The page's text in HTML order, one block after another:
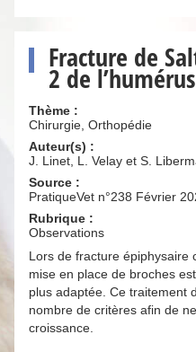
Fracture de
2 de
Thème :
Chirurgie, Orthopédie
Auteur(s) :
J. Linet, L. Velay et S.
Source :
PratiqueVet n°238 Février
Rubrique :
Observations
Lors de fracture épiphysaire
mise en place de broches
plus adaptée. Ce traitement
nombre de critères afin de
croissance.